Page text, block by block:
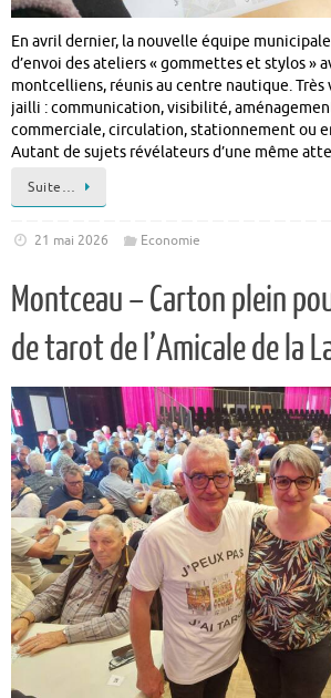
En avril dernier, la nouvelle équipe
d’envoi des ateliers « gommettes et stylos »
montcelliens, réunis au centre nautique. Très
jailli : communication, visibilité,
commerciale, circulation, stationnement ou
Autant de sujets révélateurs d’une même
Suite…
21 mai 2026 Economie
Montceau – Carton plein
de tarot de l’Amicale de la